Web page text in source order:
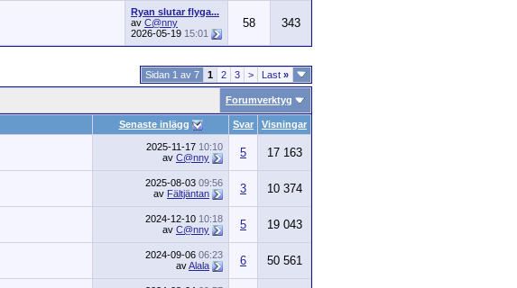
Ryan slutar flyga...
av C@nny
2026-05-19 15:01
58 343
Sidan 1 av 7 1 2 3 > Last »
Forumverktyg
Senaste inlägg Svar Visningar
2025-11-17 10:10
av C@nny 5 17 163
2025-08-03 09:56
av Fältjäntan 3 10 374
2024-12-10 10:18
av C@nny 5 19 043
2024-09-06 06:23
avAlala 6 50 561